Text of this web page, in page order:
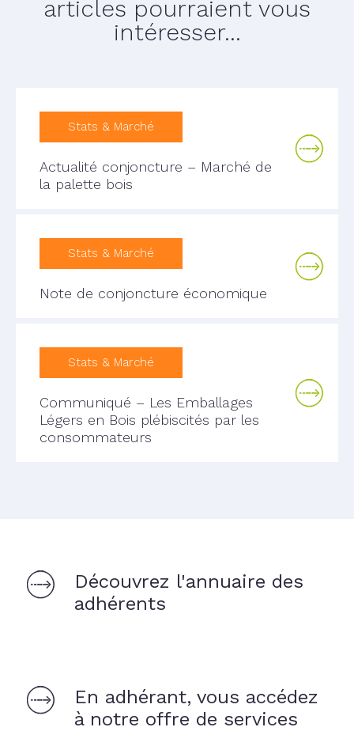
articles pourraient vous
intéresser...
Stats & Marché
Actualité conjoncture – Marché de
la palette bois
Stats & Marché
Note de conjoncture économique
Stats & Marché
Communiqué – Les Emballages
Légers en Bois plébiscités par les
consommateurs
Découvrez l'annuaire des
adhérents
En adhérant, vous accédez
à notre offre de services